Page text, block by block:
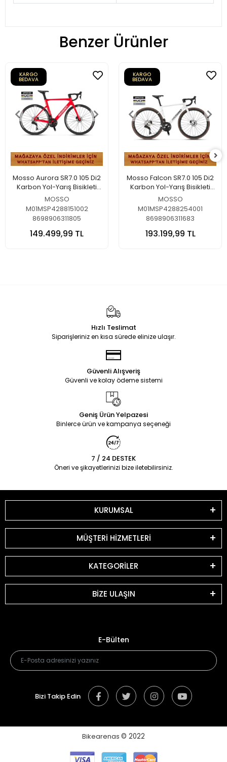
Benzer Ürünler
KARGO
BEDAVA
Mosso Aurora SR7.0 105 Di2
Karbon Yol-Yarış Bisikleti
Kırmızı-Beyaz 51 Cm
MOSSO
M01MSP4288151002
8698906311805
149.499,99 TL
KARGO
BEDAVA
Mosso Falcon SR7.0 105 Di2
Karbon Yol-Yarış Bisikleti
Beyaz 54 Cm
MOSSO
M01MSP4288254001
8698906311683
193.199,99 TL
Hızlı Teslimat
Siparişleriniz en kısa sürede elinize ulaşır.
Güvenli Alışveriş
Güvenli ve kolay ödeme sistemi
Geniş Ürün Yelpazesi
Binlerce ürün ve kampanya seçeneği
7 / 24 DESTEK
Öneri ve şikayetlerinizi bize iletebilirsiniz.
KURUMSAL
MÜŞTERİ HİZMETLERİ
KATEGORİLER
BİZE ULAŞIN
E-Bülten
Bizi Takip Edin
Bikearenas © 2022